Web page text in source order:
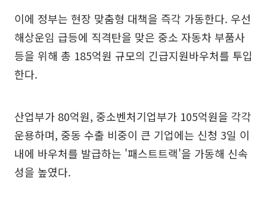
이에 정부는 현장 맞춤형 대책을 즉각 가동한다. 우선
해상운임 급등에 직격탄을 맞은 중소 자동차 부품사
등을 위해 총 185억원 규모의 긴급지원바우처를 투입
한다.
산업부가 80억원, 중소벤처기업부가 105억원을 각각
운용하며, 중동 수출 비중이 큰 기업에는 신청 3일 이
내에 바우처를 발급하는 '패스트트랙'을 가동해 신속
성을 높였다.